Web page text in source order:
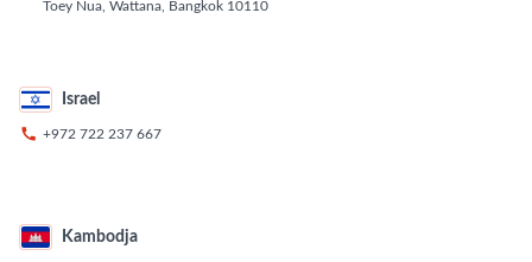
Toey Nua, Wattana, Bangkok 10110
Israel
 +972 722 237 667
Kambodja